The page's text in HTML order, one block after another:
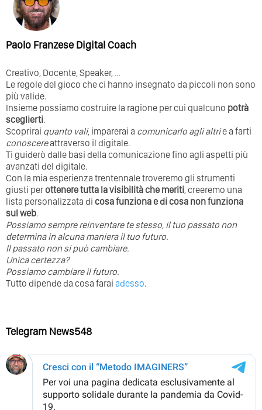
Paolo Franzese Digital Coach
Creativo, Docente, Speaker, …
Le regole del gioco che ci hanno insegnato da piccoli non sono
più valide.
Insieme possiamo costruire la ragione per cui qualcuno potrà
sceglierti.
Scoprirai quanto vali, imparerai a comunicarlo agli altrie a farti
conoscereattraverso il digitale.
Ti guiderò dalle basi della comunicazione fino agli aspetti più
avanzati del digitale.
Con la mia esperienza trentennale troveremo gli strumenti
giusti perottenere tutta la visibilità che meriti, creeremo una
lista personalizzata di cosa funziona e di cosa non funziona
sul web.
Possiamo sempre reinventare te stesso, il tuo passato non
determina in alcuna maniera il tuo futuro. ⁣
⁣Il passato non si può cambiare.
Unica certezza?
Possiamo cambiare il futuro.
Tutto dipende da cosa farai adesso.
Telegram News548